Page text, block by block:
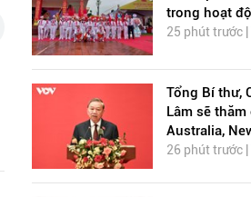
trong hoạt
25 phút trước |
Tổng Bí thư,
Lâm sẽ
Australia,
26 phút trước |